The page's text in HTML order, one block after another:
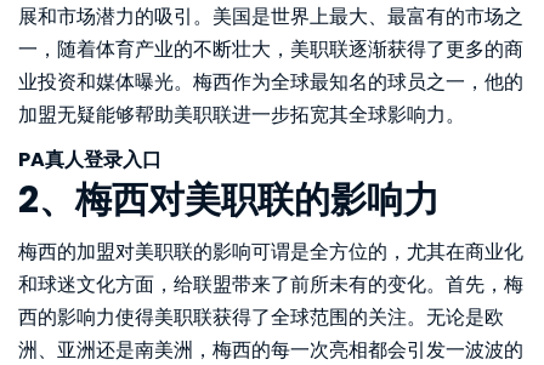
展和市场潜力的吸引。美国是世界上最大、最富有的市场之
一，随着体育产业的不断壮大，美职联逐渐获得了更多的商
业投资和媒体曝光。梅西作为全球最知名的球员之一，他的
加盟无疑能够帮助美职联进一步拓宽其全球影响力。
PA真人登录入口
2、梅西对美职联的影响力
梅西的加盟对美职联的影响可谓是全方位的，尤其在商业化
和球迷文化方面，给联盟带来了前所未有的变化。首先，梅
西的影响力使得美职联获得了全球范围的关注。无论是欧
洲、亚洲还是南美洲，梅西的每一次亮相都会引发一波波的